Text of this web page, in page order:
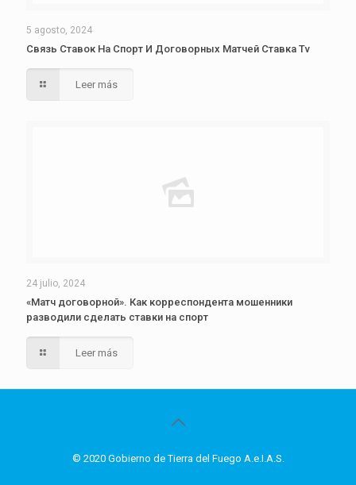
5 agosto, 2024
Связь Ставок На Спорт И Договорных Матчей Ставка Tv
Leer más
24 julio, 2024
«Матч договорной». Как корреспондента мошенники
разводили сделать ставки на спорт
Leer más
© 2020 Gobierno de Tierra del Fuego A.e.I.A.S.